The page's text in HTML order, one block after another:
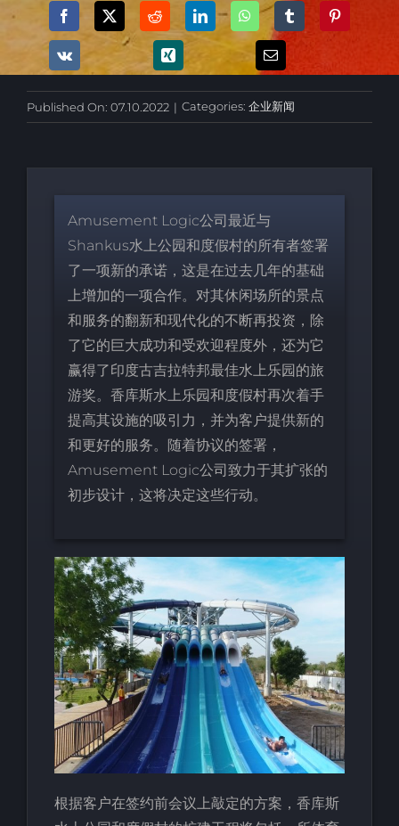
Published On: 07.10.2022 | Categories: 企业新闻
Amusement Logic公司最近与
Shankus水上公园和度假村的所有者签署
了一项新的承诺，这是在过去几年的基础
上增加的一项合作。对其休闲场所的景点
和服务的翻新和现代化的不断再投资，除
了它的巨大成功和受欢迎程度外，还为它
赢得了印度古吉拉特邦最佳水上乐园的旅
游奖。香库斯水上乐园和度假村再次着手
提高其设施的吸引力，并为客户提供新的
和更好的服务。随着协议的签署，
Amusement Logic公司致力于其扩张的
初步设计，这将决定这些行动。
根据客户在签约前会议上敲定的方案，香库斯